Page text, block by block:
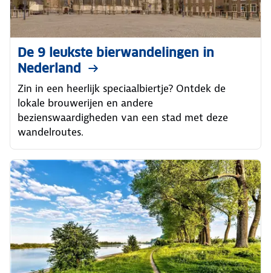
De 9 leukste bierwandelingen in
Nederland
Zin in een heerlijk speciaalbiertje? Ontdek de
lokale brouwerijen en andere
bezienswaardigheden van een stad met deze
wandelroutes.